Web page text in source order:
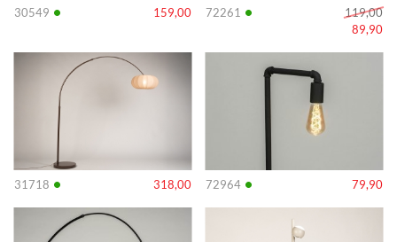
30549 • 159,00 72261 •
119,00
89,90
31718 • 318,00
Info
72964 • 79,90
Info
Info Info